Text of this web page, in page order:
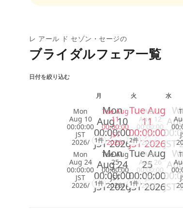
レ アール ド セゾン・セージの
ブライダルフェア一覧
日付を絞り込む
月 火 水
Mon
Aug 10
00:00:00
JST
2026/
Mon
Aug 10
00:00:00
JST 2026
1件
Tue Aug
11
00:00:00
JST
2026/
Tue Aug
11
00:00:00
JST 2026
2件
Wed
Aug 12
00:00:00
JST
2026/ JST
Mon
Aug 24
00:00:00
JST
2026/
Mon
Aug 24
00:00:00
JST 2026
1件
Tue Aug
25
00:00:00
JST
2026/
Tue Aug
25
00:00:00
JST 2026
1件
Wed
Aug 26
00:00:00
JST
2026/ JST